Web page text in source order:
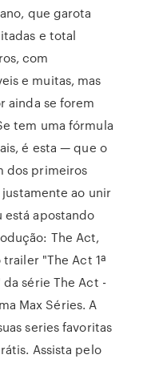
que garota
e total
com
e muitas, mas
ainda se forem
tem uma fórmula
é esta — que o
dos primeiros
ao unir
está apostando
The Act,
trailer "The Act 1ª
série The Act -
Max Séries. A
series favoritas
Assista pelo